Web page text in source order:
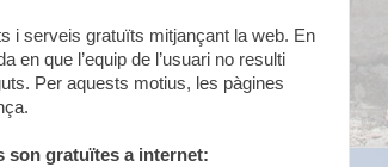
i serveis gratuïts mitjançant la web. En
en que l’equip de l’usuari no resulti
Per aquests motius, les pàgines
son gratuïtes a internet: